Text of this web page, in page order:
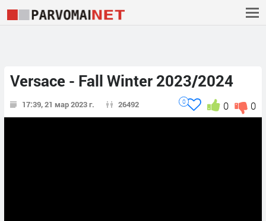
Versace - Fall Winter 2023/2024
17:39, 21 мар 2023 г. 26492 0
0
0